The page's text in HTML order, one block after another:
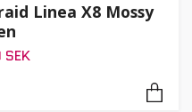
Linea X8 Mossy